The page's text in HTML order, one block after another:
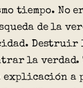
tiempo. No
de la
Destruir
la verdad.
explicación a